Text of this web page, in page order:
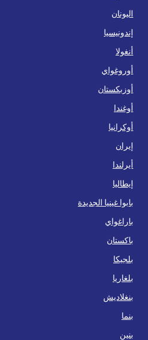
اليونان
إندونيسيا
أنغولا
أوروغواي
أوزبكستان
أوغندا
أوكرانيا
إيران
أيرلندا
إيطاليا
بابوا غينيا الجديدة
باراغواي
باكستان
بلجيكا
بلغاريا
بنغلاديش
بنما
بنين